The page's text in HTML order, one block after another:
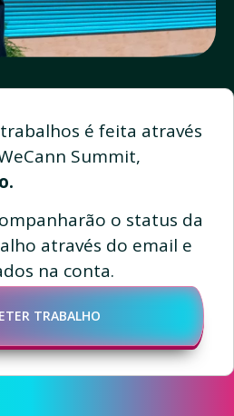
é feita através
Summit,
o status da
através do email e
na conta.
TRABALHO